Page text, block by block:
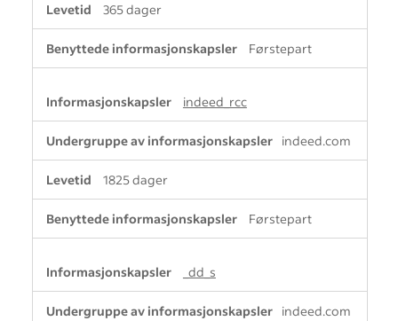
365 dager
Førstepart
indeed_rcc
indeed.com
1825 dager
Førstepart
_dd_s
indeed.com